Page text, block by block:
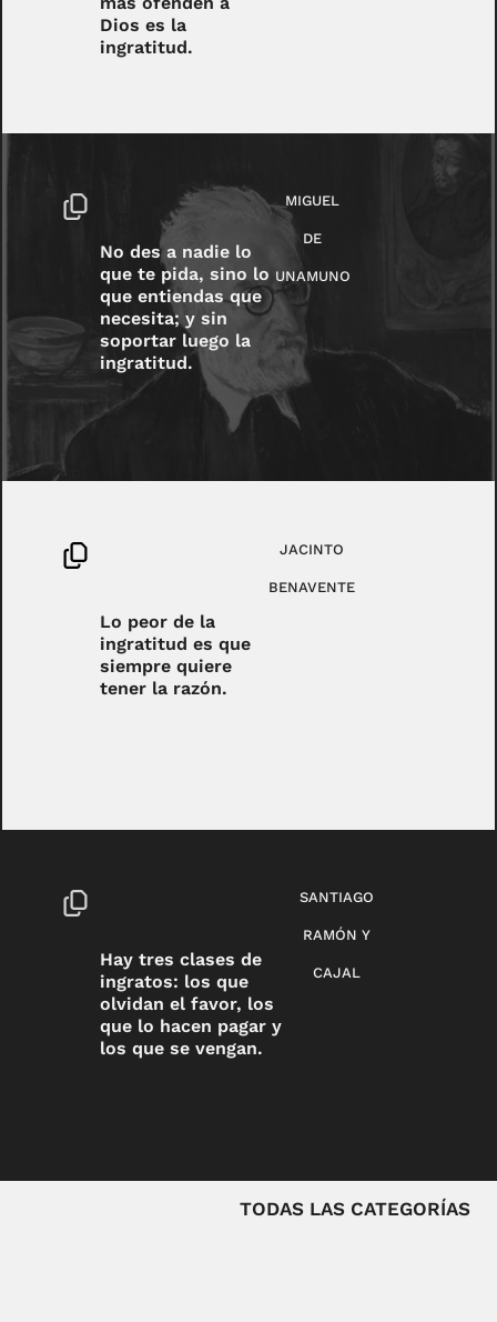
Dios es la
ingratitud.
No des a nadie lo
que te pida, sino lo
que entiendas que
necesita; y sin
soportar luego la
ingratitud.
MIGUEL
DE
UNAMUNO
Lo peor de la
ingratitud es que
siempre quiere
tener la razón.
JACINTO
BENAVENTE
Hay tres clases de
ingratos: los que
olvidan el favor, los
que lo hacen pagar y
los que se vengan.
SANTIAGO
RAMÓN Y
CAJAL
TODAS LAS CATEGORÍAS